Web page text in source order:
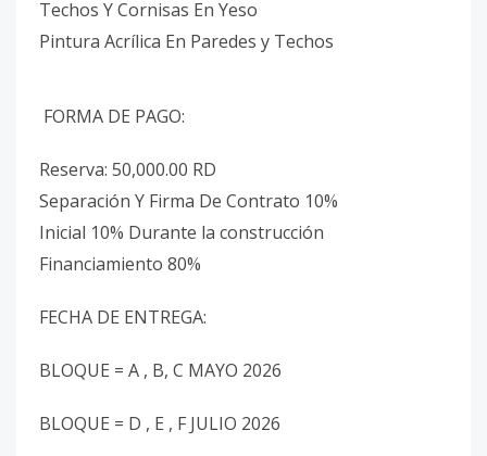
Techos Y Cornisas En Yeso
Pintura Acrílica En Paredes y Techos
FORMA DE PAGO:
Reserva: 50,000.00 RD
Separación Y Firma De Contrato 10%
Inicial 10% Durante la construcción
Financiamiento 80%
FECHA DE ENTREGA:
BLOQUE = A , B, C MAYO 2026
BLOQUE = D , E , F JULIO 2026